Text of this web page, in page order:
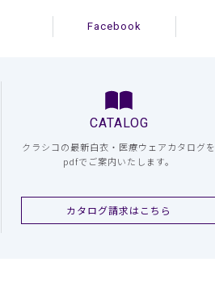
Facebook
CATALOG
クラシコの最新白衣・医療ウェアカタログを
pdfでご案内いたします。
カタログ請求はこちら